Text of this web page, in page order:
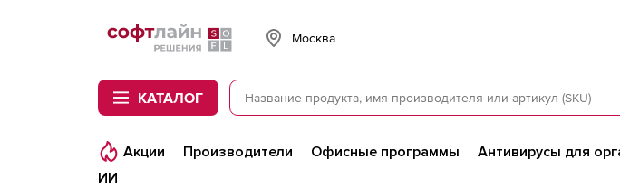
Softline
Москва
КАТАЛОГ
Акции Производители Офисные программы Антивирусы для
ИИ